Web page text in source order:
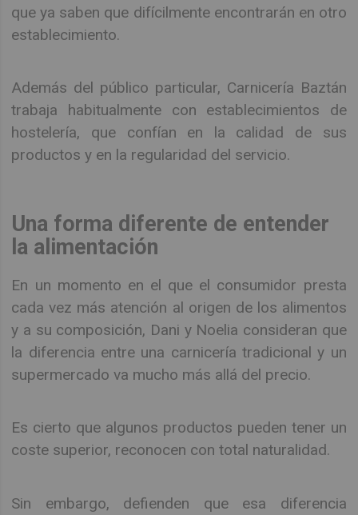
que ya saben que difícilmente encontrarán en otro
establecimiento.
Además del público particular, Carnicería Baztán
trabaja habitualmente con establecimientos de
hostelería, que confían en la calidad de sus
productos y en la regularidad del servicio.
Una forma diferente de entender
la alimentación
En un momento en el que el consumidor presta
cada vez más atención al origen de los alimentos
y a su composición, Dani y Noelia consideran que
la diferencia entre una carnicería tradicional y un
supermercado va mucho más allá del precio.
Es cierto que algunos productos pueden tener un
coste superior, reconocen con total naturalidad.
Sin embargo, defienden que esa diferencia